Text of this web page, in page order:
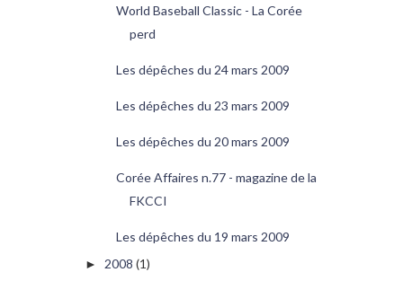
World Baseball Classic - La Corée
perd
Les dépêches du 24 mars 2009
Les dépêches du 23 mars 2009
Les dépêches du 20 mars 2009
Corée Affaires n.77 - magazine de la
FKCCI
Les dépêches du 19 mars 2009
► 2008 (1)